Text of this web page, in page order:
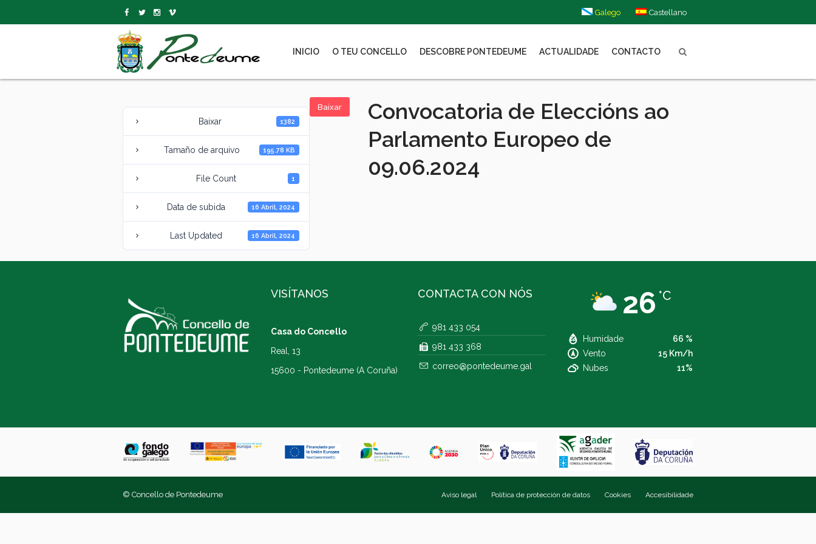
Galego Castellano
INICIO O TEU CONCELLO DESCOBRE PONTEDEUME ACTUALIDADE CONTACTO
Baixar
Baixar 1382
Tamaño de arquivo 195.78 KB
File Count 1
Data de subida 16 Abril, 2024
Last Updated 16 Abril, 2024
Convocatoria de Eleccións ao
Parlamento Europeo de
09.06.2024
VISÍTANOS
Casa do Concello
Real, 13
15600 - Pontedeume (A Coruña)
CONTACTA CON NÓS
981 433 054
981 433 368
correo@pontedeume.gal
26 °C
Humidade
66 %
Vento
15 Km/h
Nubes
11%
Aviso legal Política de protección de datos Cookies Accesibilidade
© Concello de Pontedeume